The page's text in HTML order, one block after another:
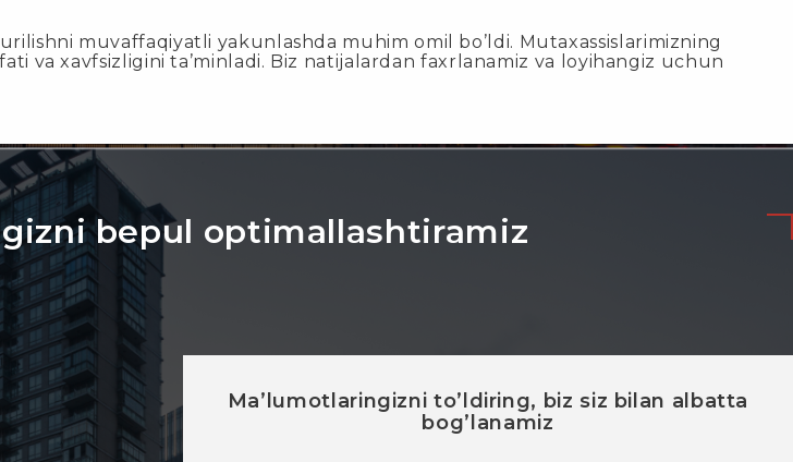
muvaffaqiyatli yakunlashda muhim omil bo’ldi. Mutaxassislarimizning
va xavfsizligini ta’minladi. Biz natijalardan faxrlanamiz va loyihangiz uchun
bepul optimallashtiramiz
Ma’lumotlaringizni to’ldiring, biz siz bilan albatta
bog’lanamiz